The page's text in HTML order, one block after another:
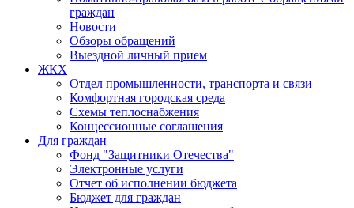
граждан
Новости
Обзоры обращений
Выездной личный прием
ЖКХ
Отдел промышленности, транспорта и связи
Комфортная городская среда
Схемы теплоснабжения
Концессионные соглашения
Для граждан
Фонд "Защитники Отечества"
Электронные услуги
Отчет об исполнении бюджета
Бюджет для граждан